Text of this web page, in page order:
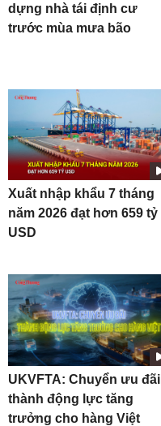
dựng nhà tái định cư
trước mùa mưa bão
Xuất nhập khẩu 7 tháng
năm 2026 đạt hơn 659 tỷ
USD
UKVFTA: Chuyển ưu đãi
thành động lực tăng
trưởng cho hàng Việt